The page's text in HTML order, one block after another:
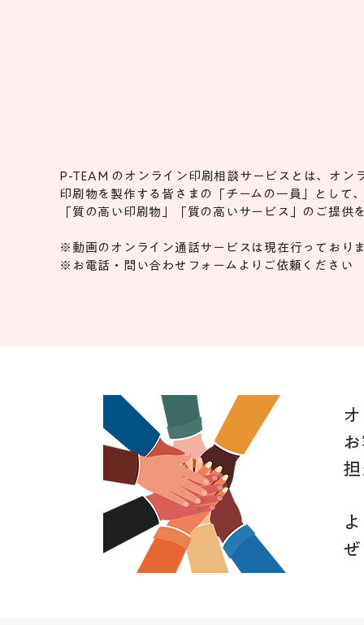
P-TEAM のオンライン印刷相談サービスとは、オン
印刷物を製作する皆さまの「チームの一員」として
「質の高い印刷物」「質の高いサービス」のご提供
※動画のオンライン通話サービスは現在行っており
※お電話・問い合わせフォームよりご依頼ください